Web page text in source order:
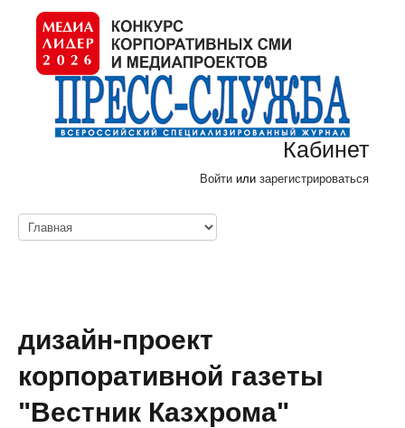
Кабинет
Войти или зарегистрироваться
дизайн-проект
корпоративной газеты
"Вестник Казхрома"